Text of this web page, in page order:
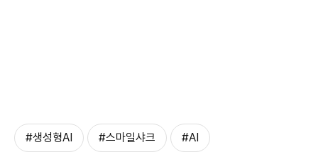
#생성형AI #스마일샤크 #AI